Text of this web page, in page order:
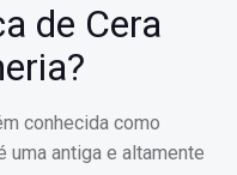
de Cera
conhecida como
uma antiga e altamente